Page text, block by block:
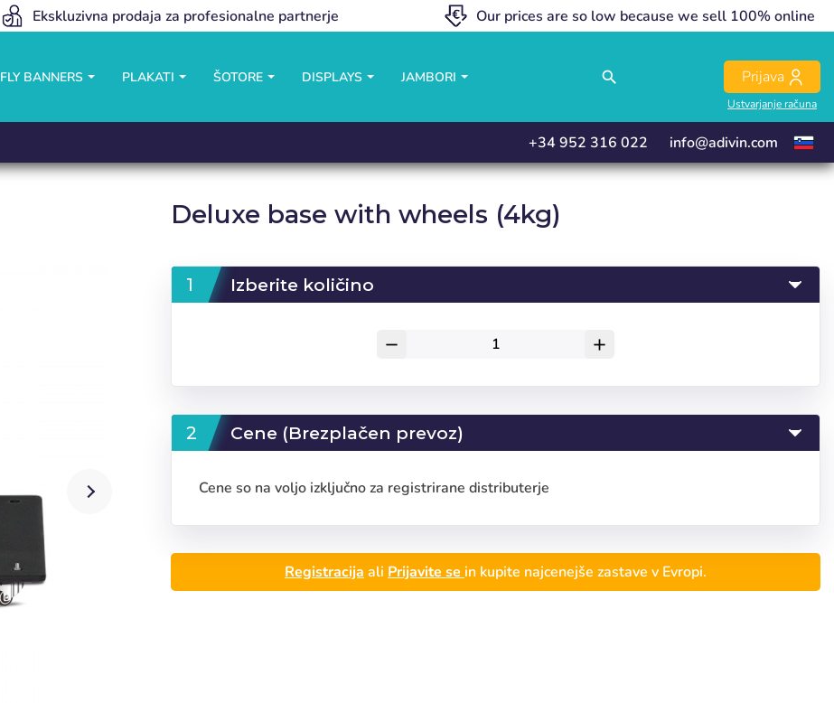
Ekskluzivna prodaja za profesionalne partnerje Our prices are so low because we sell 100% online
FLY BANNERS PLAKATI ŠOTORE DISPLAYS JAMBORI search Prijava
Ustvarjanje računa
close
+34 952 316 022 info@adivin.com
close
Deluxe base with wheels (4kg)
Izberite količino
remove add
Cene (Brezplačen prevoz)
Cene so na voljo izključno za registrirane distributerje
Registracija ali Prijavite se in kupite najcenejše zastave v Evropi.
close